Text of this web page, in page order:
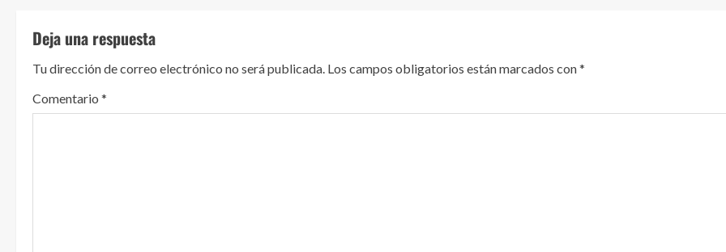
e
l
e
Deja una respuesta
Tu dirección de correo electrónico no será publicada. Los campos obligatorios están marcados con*
Comentario *